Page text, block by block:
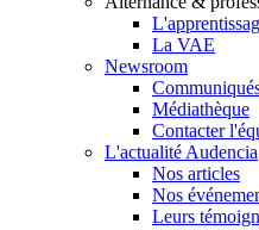
La VAE
Newsroom
Médiathèque
Contacter
L'actualité Audencia
Nos articles
Nos
Leurs